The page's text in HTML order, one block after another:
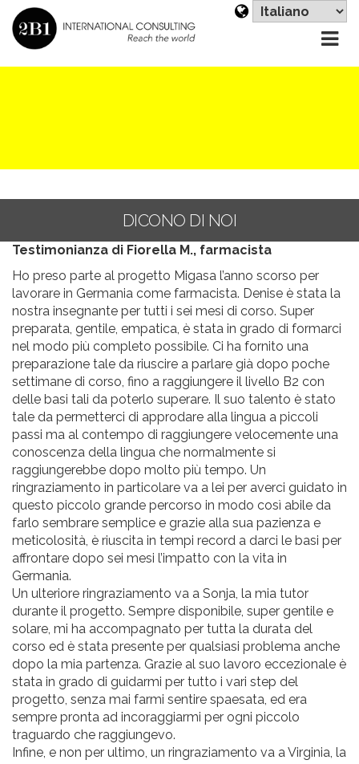
DICONO DI NOI
Testimonianza di Fiorella M., farmacista
Ho preso parte al progetto Migasa l’anno scorso per
lavorare in Germania come farmacista. Denise è stata la
nostra insegnante per tutti i sei mesi di corso. Super
preparata, gentile, empatica, è stata in grado di formarci
nel modo più completo possibile. Ci ha fornito una
preparazione tale da riuscire a parlare già dopo poche
settimane di corso, fino a raggiungere il livello B2 con
delle basi tali da poterlo superare. Il suo talento è stato
tale da permetterci di approdare alla lingua a piccoli
passi ma al contempo di raggiungere velocemente una
conoscenza della lingua che normalmente si
raggiungerebbe dopo molto più tempo. Un
ringraziamento in particolare va a lei per averci guidato in
questo piccolo grande percorso in modo così abile da
farlo sembrare semplice e grazie alla sua pazienza e
meticolosità, è riuscita in tempi record a darci le basi per
affrontare dopo sei mesi l’impatto con la vita in
Germania.
Un ulteriore ringraziamento va a Sonja, la mia tutor
durante il progetto. Sempre disponibile, super gentile e
solare, mi ha accompagnato per tutta la durata del
corso ed è stata presente per qualsiasi problema anche
dopo la mia partenza. Grazie al suo lavoro eccezionale è
stata in grado di guidarmi per tutto i vari step del
progetto, senza mai farmi sentire spaesata, ed era
sempre pronta ad incoraggiarmi per ogni piccolo
traguardo che raggiungevo.
Infine, e non per ultimo, un ringraziamento va a Virginia, la